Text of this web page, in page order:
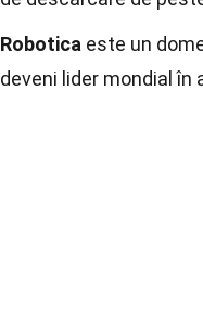
Robotica este un
deveni lider mondial în